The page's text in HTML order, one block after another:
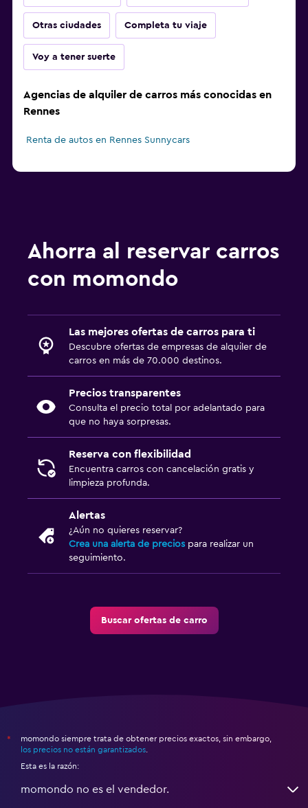
Otras ciudades Completa tu viaje
Voy a tener suerte
Agencias de alquiler de carros más conocidas en
Rennes
Renta de autos en Rennes Sunnycars
Ahorra al reservar carros
con momondo
Las mejores ofertas de carros para ti
Descubre ofertas de empresas de alquiler de
carros en más de 70.000 destinos.
Precios transparentes
Consulta el precio total por adelantado para
que no haya sorpresas.
Reserva con flexibilidad
Encuentra carros con cancelación gratis y
limpieza profunda.
Alertas
¿Aún no quieres reservar?
Crea una alerta de precios para realizar un
seguimiento.
Buscar ofertas de carro
*
momondo siempre trata de obtener precios exactos, sin embargo,
los precios no están garantizados
Esta es la razón:
momondo no es el vendedor.